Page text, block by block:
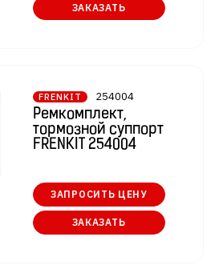
ЗАКАЗАТЬ
FRENKIT 254004
Ремкомплект,
тормозной суппорт
FRENKIT 254004
ЗАПРОСИТЬ ЦЕНУ
ЗАКАЗАТЬ